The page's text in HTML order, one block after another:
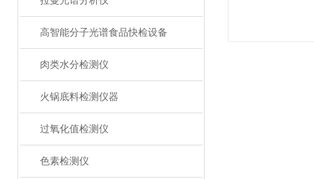
高智能分子光谱食品快检设备
肉类水分检测仪
火锅底料检测仪器
过氧化值检测仪
色素检测仪